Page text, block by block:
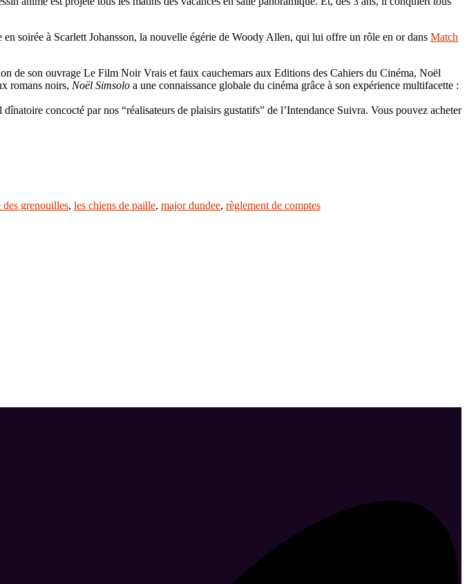
soirée à Scarlett Johansson, la nouvelle égérie de Woody Allen, qui lui offre un rôle en or dans Match
de son ouvrage Le Film Noir Vrais et faux cauchemars aux Editions des Cahiers du Cinéma, Noël
romans noirs, Noël Simsolo a une connaissance globale du cinéma grâce à son expérience multifacette :
concocté par nos “réalisateurs de plaisirs gustatifs” de l’Intendance Suivra. Vous pouvez acheter
des grenouilles, les chiens de paille, major dundee, règlement de comptes